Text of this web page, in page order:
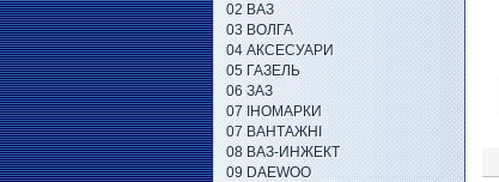
02 ВАЗ
03 ВОЛГА
04 АКСЕСУАРИ
05 ГАЗЕЛЬ
06 ЗАЗ
07 ІНОМАРКИ
07 ВАНТАЖНІ
08 ВАЗ-ИНЖЕКТ
09 DAEWOO